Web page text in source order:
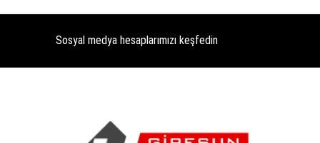
Sosyal medya hesaplarımızı keşfedin